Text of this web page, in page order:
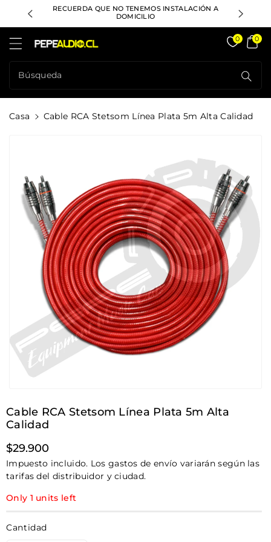
RECUERDA QUE NO TENEMOS INSTALACIÓN A
DOMICILIO
Búsqueda
0 0
Casa Cable RCA Stetsom Línea Plata 5m Alta Calidad
Cable RCA Stetsom Línea Plata 5m Alta
Calidad
Precio
habitual
$29.900
Impuesto incluido. Los gastos de envío variarán según las
tarifas del distribuidor y ciudad.
Only 1 units left
Cantidad